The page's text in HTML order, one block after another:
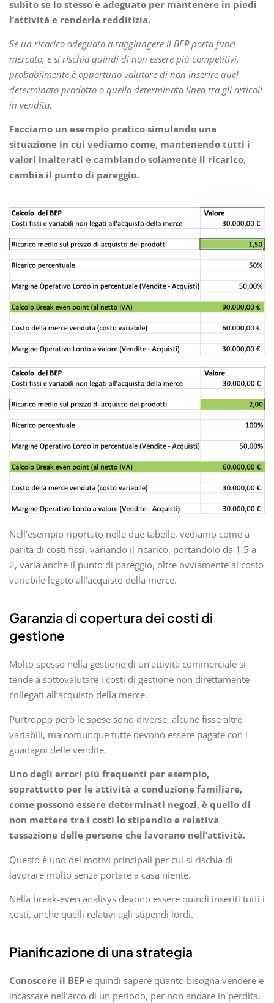
subito se lo stesso è adeguato per mantenere in piedi
l’attività e renderla redditizia.
Se un ricarico adeguato a raggiungere il BEP porta fuori
mercato, e si rischia quindi di non essere più competitivi,
probabilmente è opportuno valutare di non inserire quel
determinato prodotto o quella determinata linea tra gli articoli
in vendita.
Facciamo un esempio pratico simulando una
situazione in cui vediamo come, mantenendo tutti i
valori inalterati e cambiando solamente il ricarico,
cambia il punto di pareggio.
Nell’esempio riportato nelle due tabelle, vediamo come a
parità di costi fissi, variando il ricarico, portandolo da 1,5 a
2, varia anche il punto di pareggio, oltre ovviamente al costo
variabile legato all’acquisto della merce.
Garanzia di copertura dei costi di
gestione
Molto spesso nella gestione di un’attività commerciale si
tende a sottovalutare i costi di gestione non direttamente
collegati all’acquisto della merce.
Purtroppo però le spese sono diverse, alcune fisse altre
variabili, ma comunque tutte devono essere pagate con i
guadagni delle vendite.
Uno degli errori più frequenti per esempio,
soprattutto per le attività a conduzione familiare,
come possono essere determinati negozi, è quello di
non mettere tra i costi lo stipendio e relativa
tassazione delle persone che lavorano nell’attività.
Questo è uno dei motivi principali per cui si rischia di
lavorare molto senza portare a casa niente.
Nella break-even analisys devono essere quindi inseriti tutti i
costi, anche quelli relativi agli stipendi lordi.
Pianificazione di una strategia
Conoscere il BEP e quindi sapere quanto bisogna vendere e
incassare nell’arco di un periodo, per non andare in perdita,